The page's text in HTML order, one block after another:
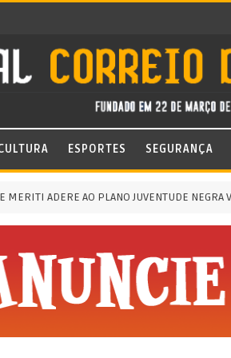
ESPORTES SEGURANÇA
ADERE AO PLANO JUVENTUDE NEGRA